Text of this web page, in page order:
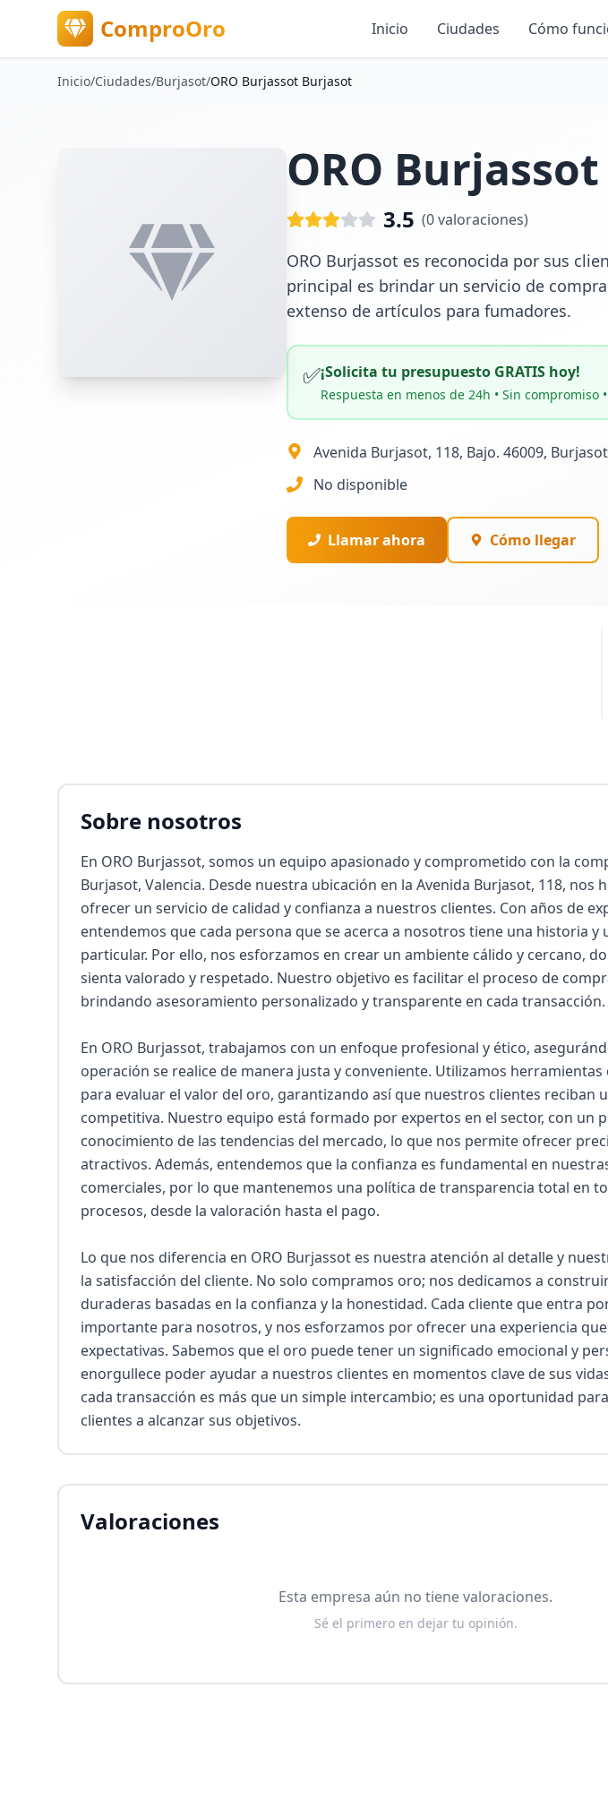
ComproOro Inicio Ciudades Cómo
Inicio/Ciudades/Burjasot/ORO Burjassot Burjasot
ORO
3.5 (0valoraciones)
ORO Burjassot es reconocida por sus
principal es brindar un servicio de
extenso de artículos para fumadores.
✅¡Solicita tu presupuesto GRATIS hoy!
Respuesta en menos de 24h • Sin compromiso
Avenida Burjasot, 118, Bajo. 46009,
No disponible
Llamar ahora Cómo llegar
Sobre nosotros
En ORO Burjassot, somos un equipo apasionado y comprometido con la
Burjasot, Valencia. Desde nuestra ubicación en la Avenida Burjasot, 118, nos
ofrecer un servicio de calidad y confianza a nuestros clientes. Con años de
entendemos que cada persona que se acerca a nosotros tiene una historia y
particular. Por ello, nos esforzamos en crear un ambiente cálido y cercano,
sienta valorado y respetado. Nuestro objetivo es facilitar el proceso de
brindando asesoramiento personalizado y transparente en cada transacción.
En ORO Burjassot, trabajamos con un enfoque profesional y ético,
operación se realice de manera justa y conveniente. Utilizamos
para evaluar el valor del oro, garantizando así que nuestros clientes reciban
competitiva. Nuestro equipo está formado por expertos en el sector, con un
conocimiento de las tendencias del mercado, lo que nos permite ofrecer
atractivos. Además, entendemos que la confianza es fundamental en
comerciales, por lo que mantenemos una política de transparencia total en
procesos, desde la valoración hasta el pago.
Lo que nos diferencia en ORO Burjassot es nuestra atención al detalle y
la satisfacción del cliente. No solo compramos oro; nos dedicamos a
duraderas basadas en la confianza y la honestidad. Cada cliente que entra
importante para nosotros, y nos esforzamos por ofrecer una experiencia
expectativas. Sabemos que el oro puede tener un significado emocional y
enorgullece poder ayudar a nuestros clientes en momentos clave de sus
cada transacción es más que un simple intercambio; es una oportunidad
clientes a alcanzar sus objetivos.
Valoraciones
Esta empresa aún no tiene valoraciones.
Sé el primero en dejar tu opinión.